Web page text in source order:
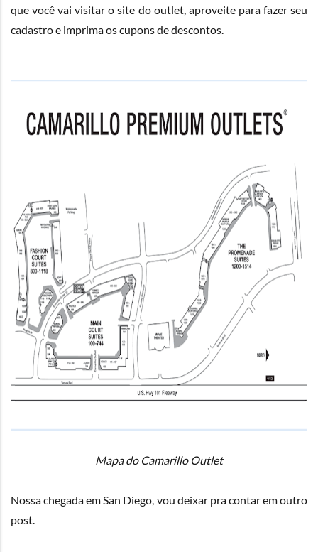
que você vai visitar o site do outlet, aproveite para fazer seu
cadastro e imprima os cupons de descontos.
Mapa do Camarillo Outlet
Nossa chegada em San Diego, vou deixar pra contar em outro
post.